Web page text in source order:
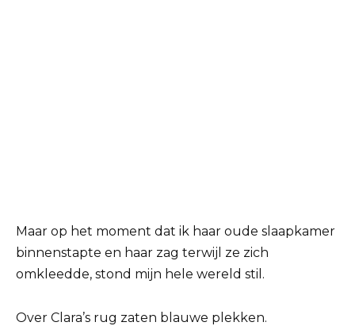
Maar op het moment dat ik haar oude slaapkamer
binnenstapte en haar zag terwijl ze zich
omkleedde, stond mijn hele wereld stil.
Over Clara’s rug zaten blauwe plekken.